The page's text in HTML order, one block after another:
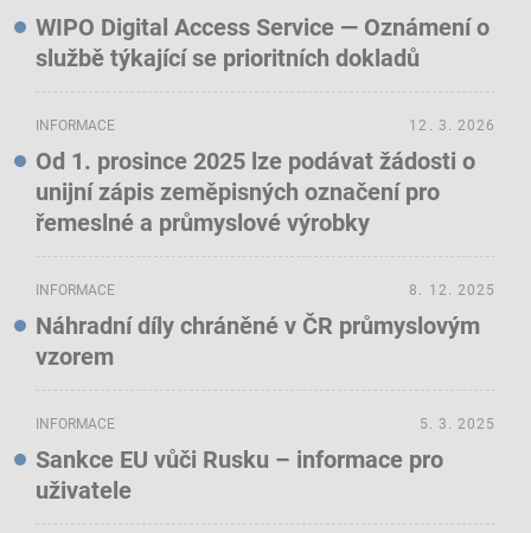
WIPO Digital Access Service — Oznámení o
službě týkající se prioritních dokladů
INFORMACE
Od 1. prosince 2025 lze podávat žádosti o
unijní zápis zeměpisných označení pro
řemeslné a průmyslové výrobky
12. 3. 2026
INFORMACE
Náhradní díly chráněné v ČR průmyslovým
vzorem
8. 12. 2025
INFORMACE
Sankce EU vůči Rusku – informace pro
uživatele
5. 3. 2025